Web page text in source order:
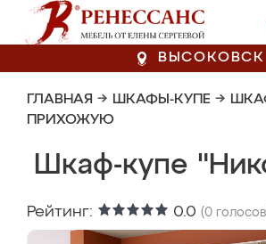
ВЫСОКОВСК
ГЛАВНАЯ → ШКАФЫ-КУПЕ →
ПРИХОЖУЮ
Шкаф-купе
Рейтинг: 0.0 (0